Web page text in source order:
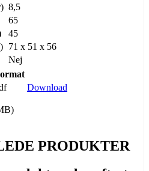
8,5
65
45
71 x 51 x 56
Nej
Download
PRODUKTER